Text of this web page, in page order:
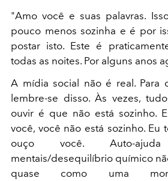
"Amo você e suas palavras.
pouco menos sozinha e é por
postar isto. Este é
todas as noites. Por alguns anos
A mídia social não é real. Para
lembre-se disso. Às vezes,
ouvir é que não está sozinho.
você, você não está sozinho. Eu
ouço você. Auto-
mentais/desequilíbrio químico
quase como uma